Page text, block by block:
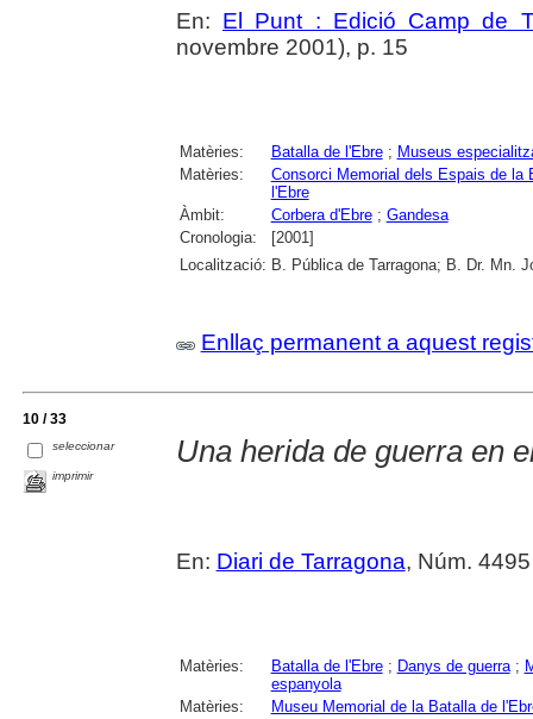
En: El Punt : Edició Camp de
novembre 2001), p. 15
Matèries: Batalla de l'Ebre; Museus
Matèries:
Consorci Memorial dels Espais de la
l'Ebre
Àmbit:
Corbera d'Ebre; Gandesa
Cronologia:
[2001]
Localització: B. Pública de Tarragona; B. Dr. Mn.
Enllaç permanent a aquest
10 / 33
seleccionar
imprimir
Una herida de guerra en
En: Diari de Tarragona, Núm.
Matèries: Batalla de l'Ebre; Danys de guerra;
espanyola
Matèries:
Museu Memorial de la Batalla de